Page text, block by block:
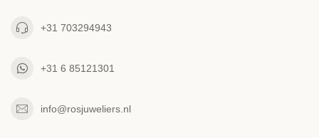
+31 703294943
+31 6 85121301
info@rosjuweliers.nl